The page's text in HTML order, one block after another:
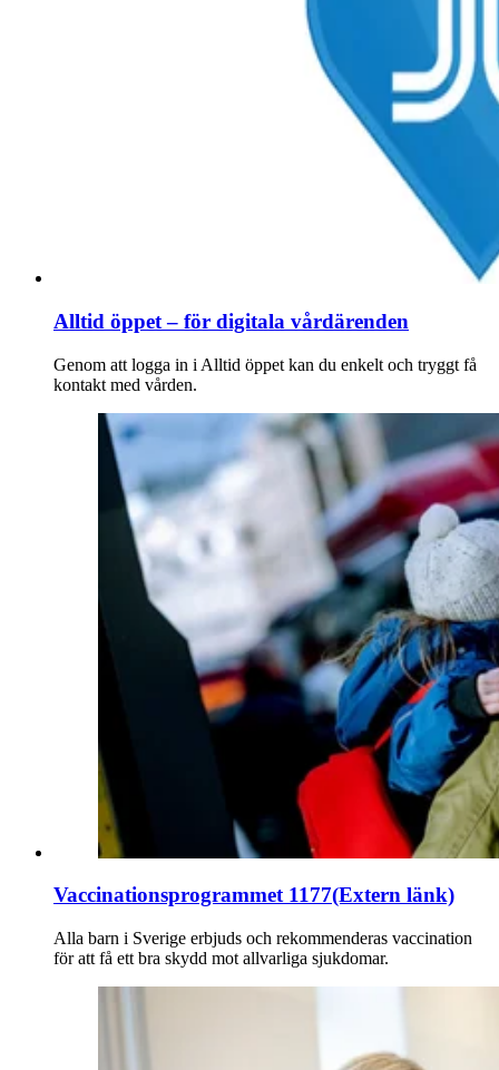
Alltid öppet – för digitala vårdärenden
Genom att logga in i Alltid öppet kan du enkelt och tryggt få
kontakt med vården.
Vaccinationsprogrammet 1177(Extern länk)
Alla barn i Sverige erbjuds och rekommenderas vaccination
för att få ett bra skydd mot allvarliga sjukdomar.